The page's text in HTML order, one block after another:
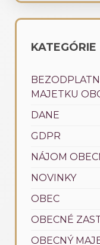
KATEGÓRIE
MAJETKU
DANE
GDPR
NÁJOM
NOVINKY
OBEC
OBECNÉ
OBECNÝ